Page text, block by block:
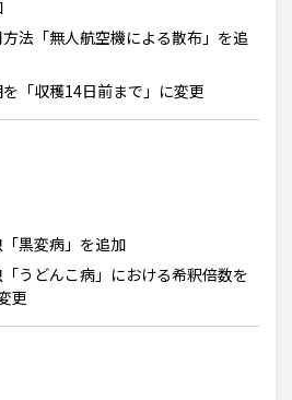
方法「無人航空機による散布」を追
を「収穫14日前まで」に変更
「黒変病」を追加
「うどんこ病」における希釈倍数を
更